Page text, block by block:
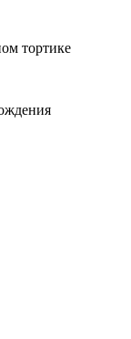
тортике